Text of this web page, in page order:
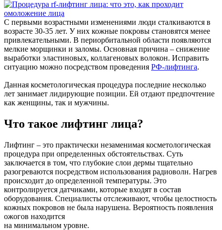
С первыми возрастными изменениями люди сталкиваются в
возрасте 30-35 лет. У них кожные покровы становятся менее
привлекательными. В периорбитальной области появляются
мелкие морщинки и заломы. Основная причина – снижение
выработки эластиновых, коллагеновых волокон. Исправить
ситуацию можно посредством проведения РФ-лифтинга.
Данная косметологическая процедура последние несколько
лет занимает лидирующие позиции. Ей отдают предпочтение
как женщины, так и мужчины.
Что такое лифтинг лица?
Лифтинг – это практически незаменимая косметологическая
процедура при определенных обстоятельствах. Суть
заключается в том, что глубокие слои дермы тщательно
разогреваются посредством использования радиоволн. Нагрев
происходит до определенной температуры. Это
контролируется датчиками, которые входят в состав
оборудования. Специалисты отслеживают, чтобы целостность
кожных покровов не была нарушена. Вероятность появления
ожогов находится
на минимальном уровне.